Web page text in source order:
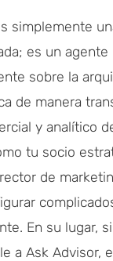
simplemente
es un agente
sobre la
de manera
y analítico
tu socio
de
En su lugar,
a Ask Advisor,